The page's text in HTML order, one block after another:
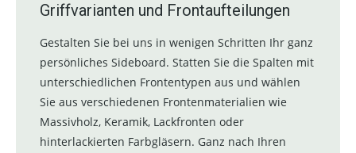
Griffvarianten und Frontaufteilungen
Gestalten Sie bei uns in wenigen Schritten Ihr ganz
persönliches Sideboard. Statten Sie die Spalten mit
unterschiedlichen Frontentypen aus und wählen
Sie aus verschiedenen Frontenmaterialien wie
Massivholz, Keramik, Lackfronten oder
hinterlackierten Farbgläsern. Ganz nach Ihren